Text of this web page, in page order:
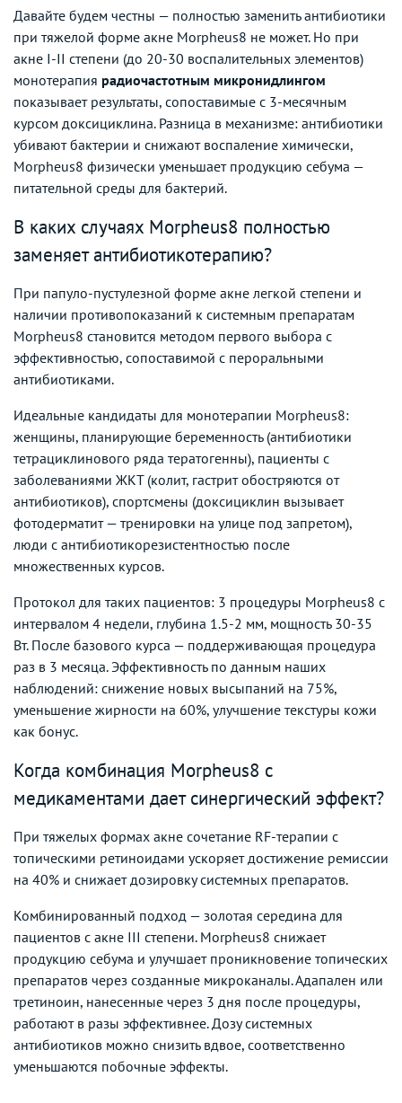
Давайте будем честны — полностью заменить антибиотики
при тяжелой форме акне Morpheus8 не может. Но при
акне I-II степени (до 20-30 воспалительных элементов)
монотерапия радиочастотным микронидлингом
показывает результаты, сопоставимые с 3-месячным
курсом доксициклина. Разница в механизме: антибиотики
убивают бактерии и снижают воспаление химически,
Morpheus8 физически уменьшает продукцию себума —
питательной среды для бактерий.
В каких случаях Morpheus8 полностью
заменяет антибиотикотерапию?
При папуло-пустулезной форме акне легкой степени и
наличии противопоказаний к системным препаратам
Morpheus8 становится методом первого выбора с
эффективностью, сопоставимой с пероральными
антибиотиками.
Идеальные кандидаты для монотерапии Morpheus8:
женщины, планирующие беременность (антибиотики
тетрациклинового ряда тератогенны), пациенты с
заболеваниями ЖКТ (колит, гастрит обостряются от
антибиотиков), спортсмены (доксициклин вызывает
фотодерматит — тренировки на улице под запретом),
люди с антибиотикорезистентностью после
множественных курсов.
Протокол для таких пациентов: 3 процедуры Morpheus8 с
интервалом 4 недели, глубина 1.5-2 мм, мощность 30-35
Вт. После базового курса — поддерживающая процедура
раз в 3 месяца. Эффективность по данным наших
наблюдений: снижение новых высыпаний на 75%,
уменьшение жирности на 60%, улучшение текстуры кожи
как бонус.
Когда комбинация Morpheus8 с
медикаментами дает синергический эффект?
При тяжелых формах акне сочетание RF-терапии с
топическими ретиноидами ускоряет достижение ремиссии
на 40% и снижает дозировку системных препаратов.
Комбинированный подход — золотая середина для
пациентов с акне III степени. Morpheus8 снижает
продукцию себума и улучшает проникновение топических
препаратов через созданные микроканалы. Адапален или
третиноин, нанесенные через 3 дня после процедуры,
работают в разы эффективнее. Дозу системных
антибиотиков можно снизить вдвое, соответственно
уменьшаются побочные эффекты.